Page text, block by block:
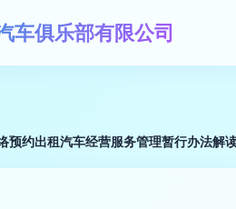
车俱乐部有限公司
预约出租汽车经营服务管理暂行办法解